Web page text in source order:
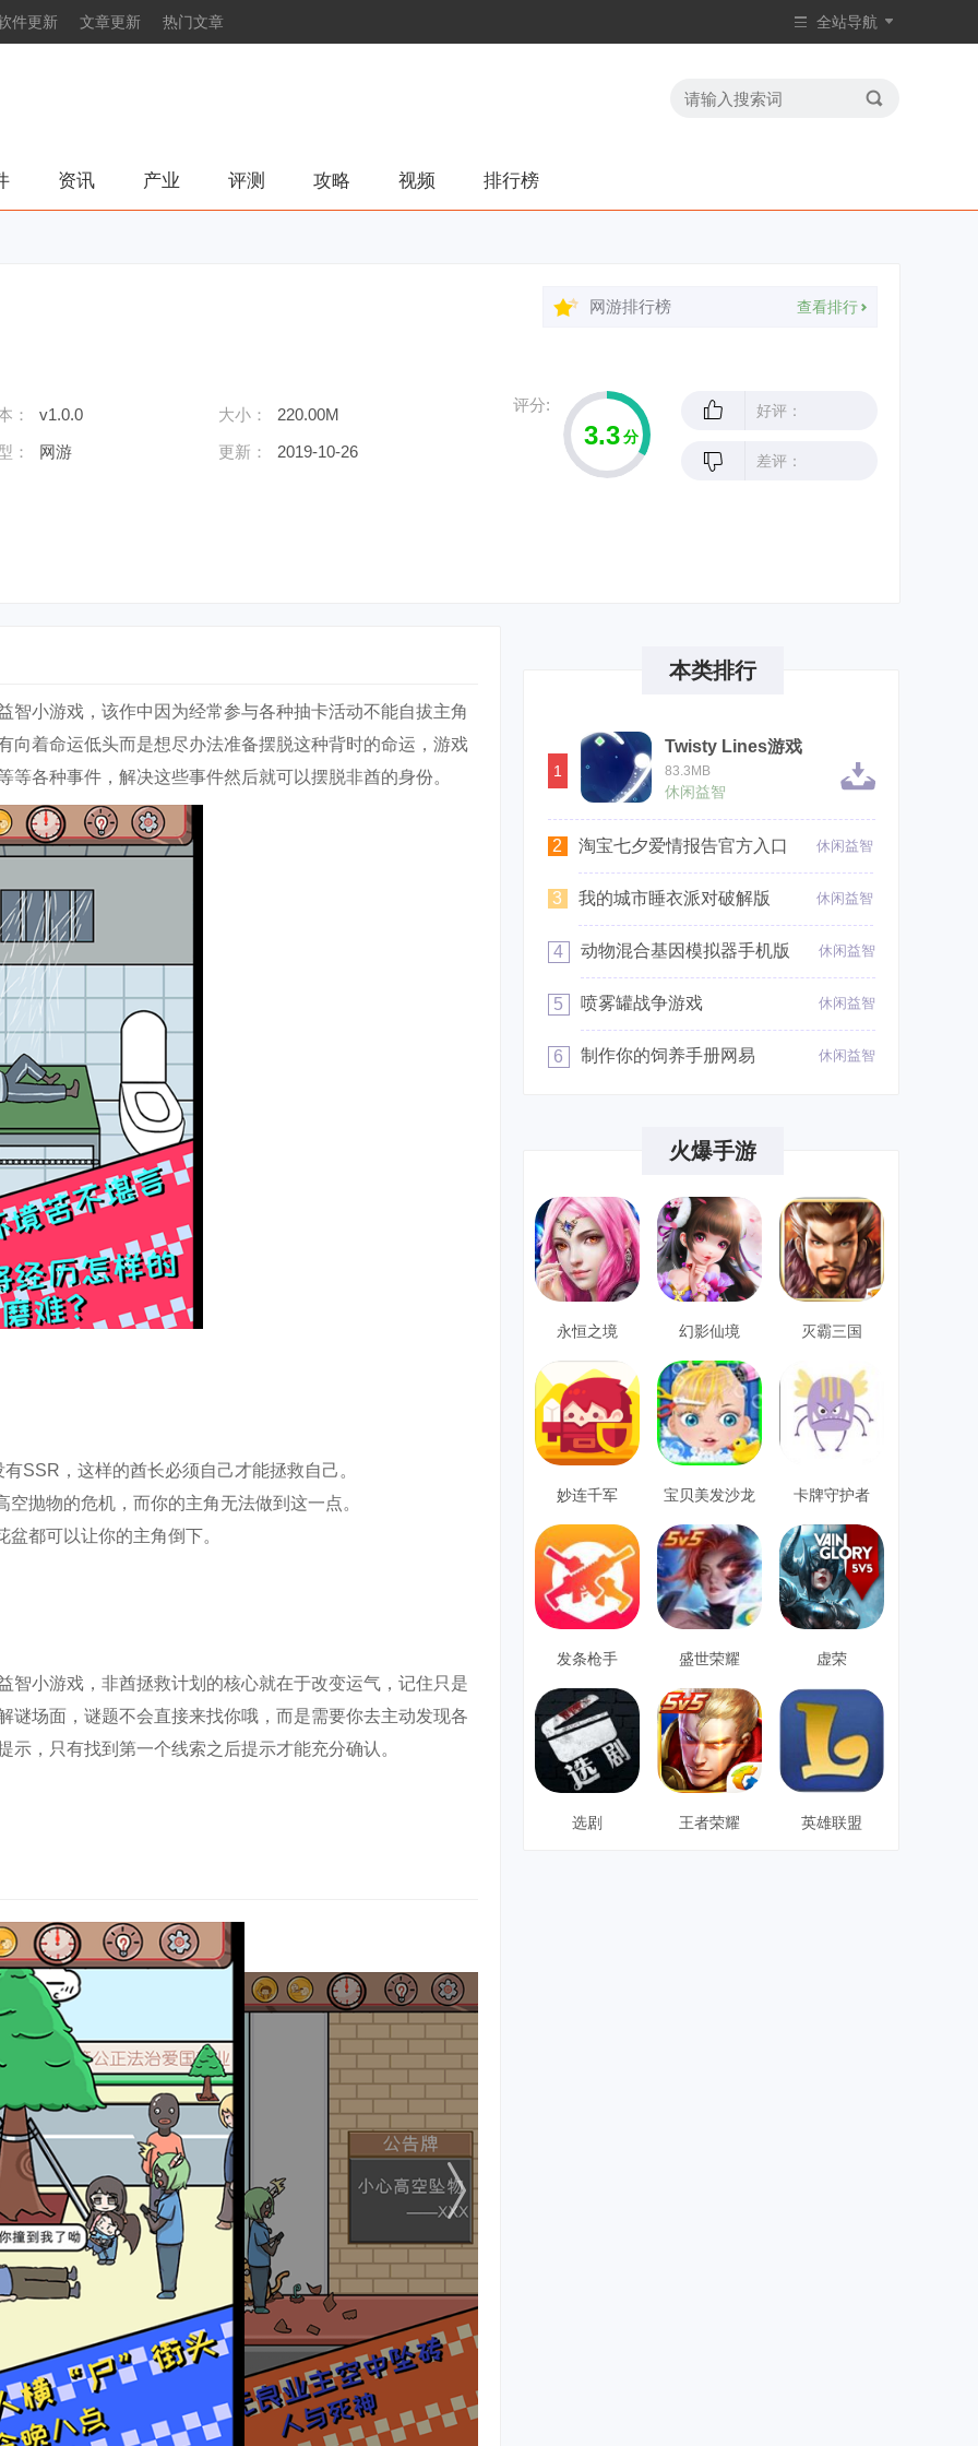
件更新 文章更新 热门文章 全站导航
资讯 产业 评测 攻略 视频 排行榜
： v1.0.0 大小：
220.00M
：
网游 更新： 2019-10-26
网游排行榜 查看排行
评分:
3.3 分
好评：
差评：
智小游戏，该作中因为经常参与各种抽卡活动不能自拔主角
向着命运低头而是想尽办法准备摆脱这种背时的命运，游戏
各种事件，解决这些事件然后就可以摆脱非酋的身份。
SSR，这样的酋长必须自己才能拯救自己。
抛物的危机，而你的主角无法做到这一点。
都可以让你的主角倒下。
智小游戏， 非酋拯救计划的核心就在于改变运气，记住只是
谜场面，谜题不会直接来找你哦，而是需要你去主动发现各
，只有找到第一个线索之后提示才能充分确认。
本类排行
1
Twisty Lines游戏
83.3MB
休闲益智
2 淘宝七夕爱情报告官方入口 休闲益智
3 我的城市睡衣派对破解版 休闲益智
4 动物混合基因模拟器手机版 休闲益智
5 喷雾罐战争游戏 休闲益智
6 制作你的饲养手册网易 休闲益智
火爆手游
永恒之境 幻影仙境 灭霸三国
妙连千军 宝贝美发沙龙 卡牌守护者
发条枪手 盛世荣耀 虚荣
选剧 王者荣耀 英雄联盟